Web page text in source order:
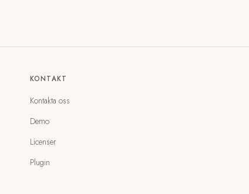
KONTAKT
Kontakta oss
Demo
Licenser
Plugin